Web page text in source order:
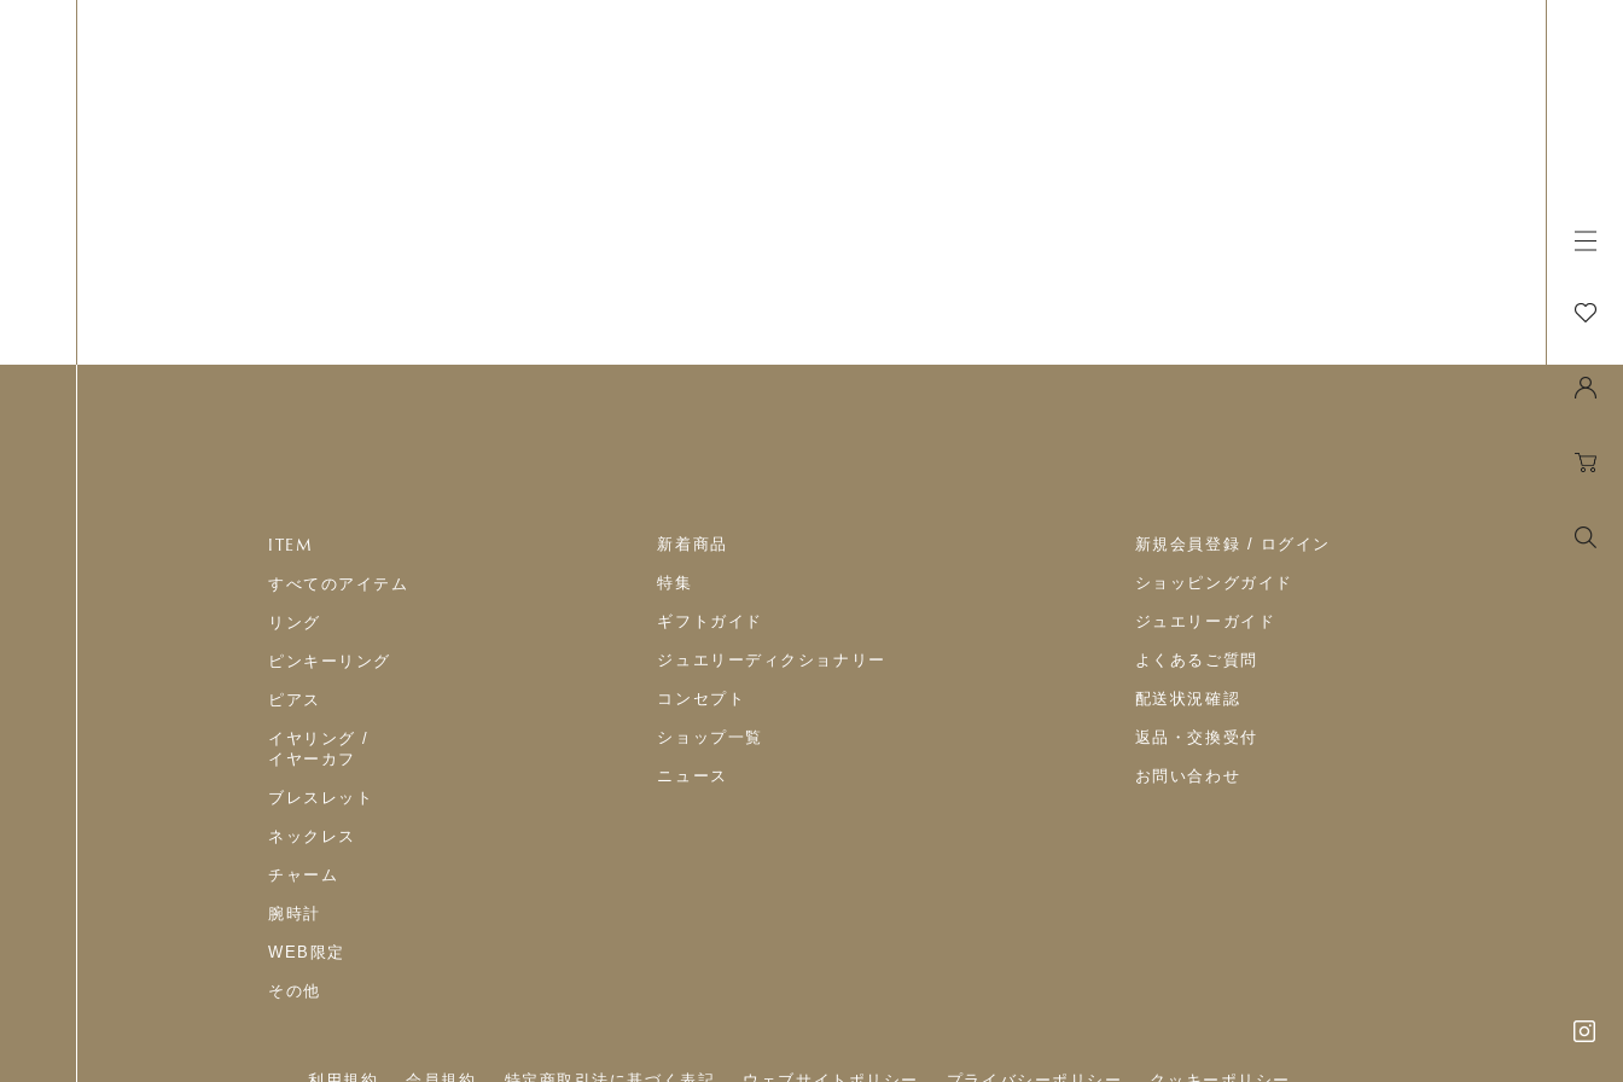
ITEM
すべてのアイテム
リング
ピンキーリング
ピアス
イヤリング /
イヤーカフ
ブレスレット
ネックレス
チャーム
腕時計
WEB限定
その他
新着商品
特集
ギフトガイド
ジュエリーディクショナリー
コンセプト
ショップ一覧
ニュース
新規会員登録 / ログイン
ショッピングガイド
ジュエリーガイド
よくあるご質問
配送状況確認
返品・交換受付
お問い合わせ